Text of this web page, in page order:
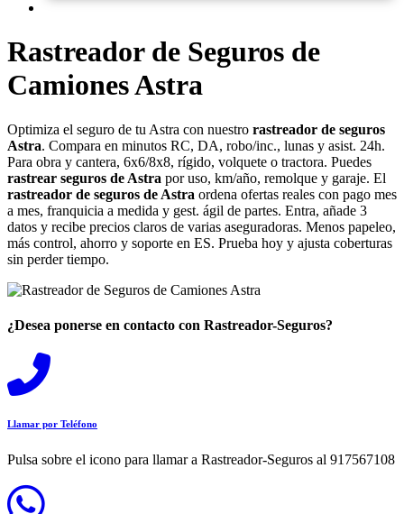
Rastreador de Seguros de
Camiones Astra
Optimiza el seguro de tu Astra con nuestro rastreador de seguros
Astra. Compara en minutos RC, DA, robo/inc., lunas y asist. 24h.
Para obra y cantera, 6x6/8x8, rígido, volquete o tractora. Puedes
rastrear seguros de Astra por uso, km/año, remolque y garaje. El
rastreador de seguros de Astra ordena ofertas reales con pago mes
a mes, franquicia a medida y gest. ágil de partes. Entra, añade 3
datos y recibe precios claros de varias aseguradoras. Menos papeleo,
más control, ahorro y soporte en ES. Prueba hoy y ajusta coberturas
sin perder tiempo.
¿Desea ponerse en contacto con Rastreador-Seguros?
Llamar por Teléfono
Pulsa sobre el icono para llamar a Rastreador-Seguros al 917567108